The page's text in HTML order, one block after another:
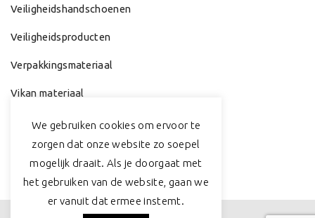
Veiligheidshandschoenen
Veiligheidsproducten
Verpakkingsmateriaal
Vikan materiaal
Werkhandschoenen
Zeep & Dispenser
We gebruiken cookies om ervoor te
zorgen dat onze website zo soepel
mogelijk draait. Als je doorgaat met
het gebruiken van de website, gaan we
er vanuit dat ermee instemt.